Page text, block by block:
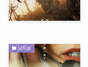
試写会